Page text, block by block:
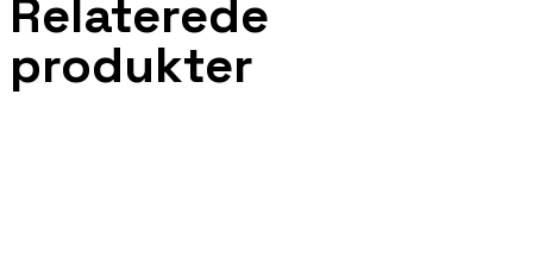
Relaterede
produkter